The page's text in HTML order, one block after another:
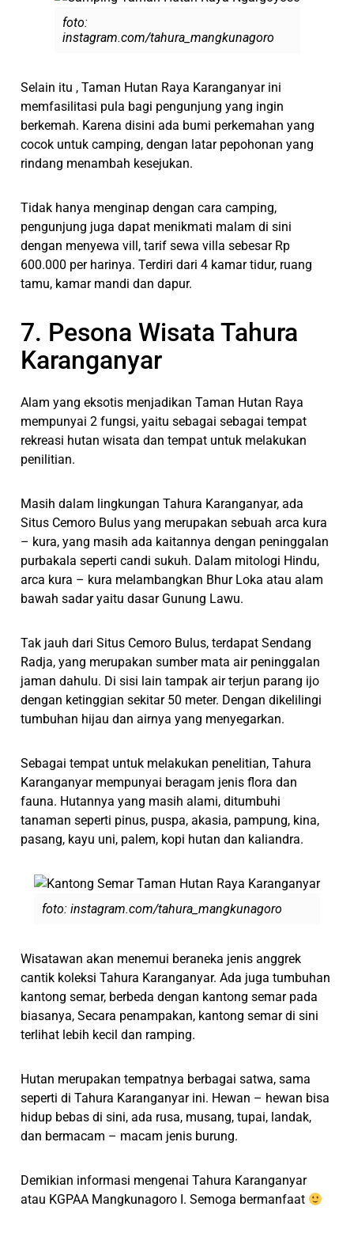
foto:
instagram.com/tahura_mangkunagoro
Selain itu , Taman Hutan Raya Karanganyar ini
memfasilitasi pula bagi pengunjung yang ingin
berkemah. Karena disini ada bumi perkemahan yang
cocok untuk camping, dengan latar pepohonan yang
rindang menambah kesejukan.
Tidak hanya menginap dengan cara camping,
pengunjung juga dapat menikmati malam di sini
dengan menyewa vill, tarif sewa villa sebesar Rp
600.000 per harinya. Terdiri dari 4 kamar tidur, ruang
tamu, kamar mandi dan dapur.
7. Pesona Wisata Tahura
Karanganyar
Alam yang eksotis menjadikan Taman Hutan Raya
mempunyai 2 fungsi, yaitu sebagai sebagai tempat
rekreasi hutan wisata dan tempat untuk melakukan
penilitian.
Masih dalam lingkungan Tahura Karanganyar, ada
Situs Cemoro Bulus yang merupakan sebuah arca kura
– kura, yang masih ada kaitannya dengan peninggalan
purbakala seperti candi sukuh. Dalam mitologi Hindu,
arca kura – kura melambangkan Bhur Loka atau alam
bawah sadar yaitu dasar Gunung Lawu.
Tak jauh dari Situs Cemoro Bulus, terdapat Sendang
Radja, yang merupakan sumber mata air peninggalan
jaman dahulu. Di sisi lain tampak air terjun parang ijo
dengan ketinggian sekitar 50 meter. Dengan dikelilingi
tumbuhan hijau dan airnya yang menyegarkan.
Sebagai tempat untuk melakukan penelitian, Tahura
Karanganyar mempunyai beragam jenis flora dan
fauna. Hutannya yang masih alami, ditumbuhi
tanaman seperti pinus, puspa, akasia, pampung, kina,
pasang, kayu uni, palem, kopi hutan dan kaliandra.
foto: instagram.com/tahura_mangkunagoro
Wisatawan akan menemui beraneka jenis anggrek
cantik koleksi Tahura Karanganyar. Ada juga tumbuhan
kantong semar, berbeda dengan kantong semar pada
biasanya, Secara penampakan, kantong semar di sini
terlihat lebih kecil dan ramping.
Hutan merupakan tempatnya berbagai satwa, sama
seperti di Tahura Karanganyar ini. Hewan – hewan bisa
hidup bebas di sini, ada rusa, musang, tupai, landak,
dan bermacam – macam jenis burung.
Demikian informasi mengenai Tahura Karanganyar
atau KGPAA Mangkunagoro I. Semoga bermanfaat